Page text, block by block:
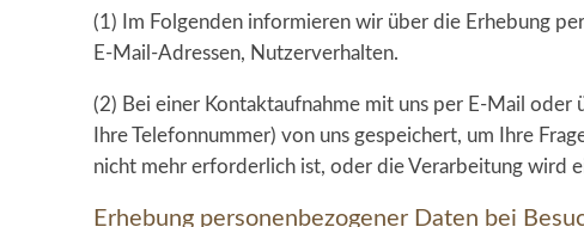
(1) Im Folgenden informieren wir über die Erhebung
E-Mail-Adressen, Nutzerverhalten.
(2) Bei einer Kontaktaufnahme mit uns per E-Mail
Ihre Telefonnummer) von uns gespeichert, um Ihre
nicht mehr erforderlich ist, oder die Verarbeitung wird
Erhebung personenbezogener Daten bei